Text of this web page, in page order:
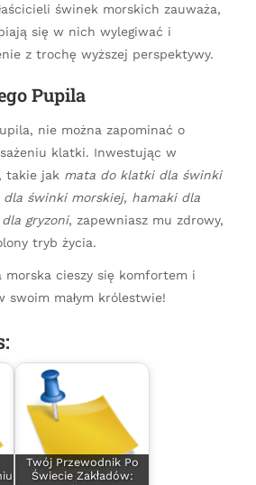
świnek morskich zauważa,
się w nich wylegiwać i
z trochę wyższej perspektywy.
Pupila
nie można zapominać o
klatki. Inwestując w
, takie jak mata do klatki dla świnki
dla świnki morskiej, hamaki dla
gryzoni, zapewniasz mu zdrowy,
tryb życia.
morska cieszy się komfortem i
swoim małym królestwie!
Twój Przewodnik Po
Świecie Zakładów: